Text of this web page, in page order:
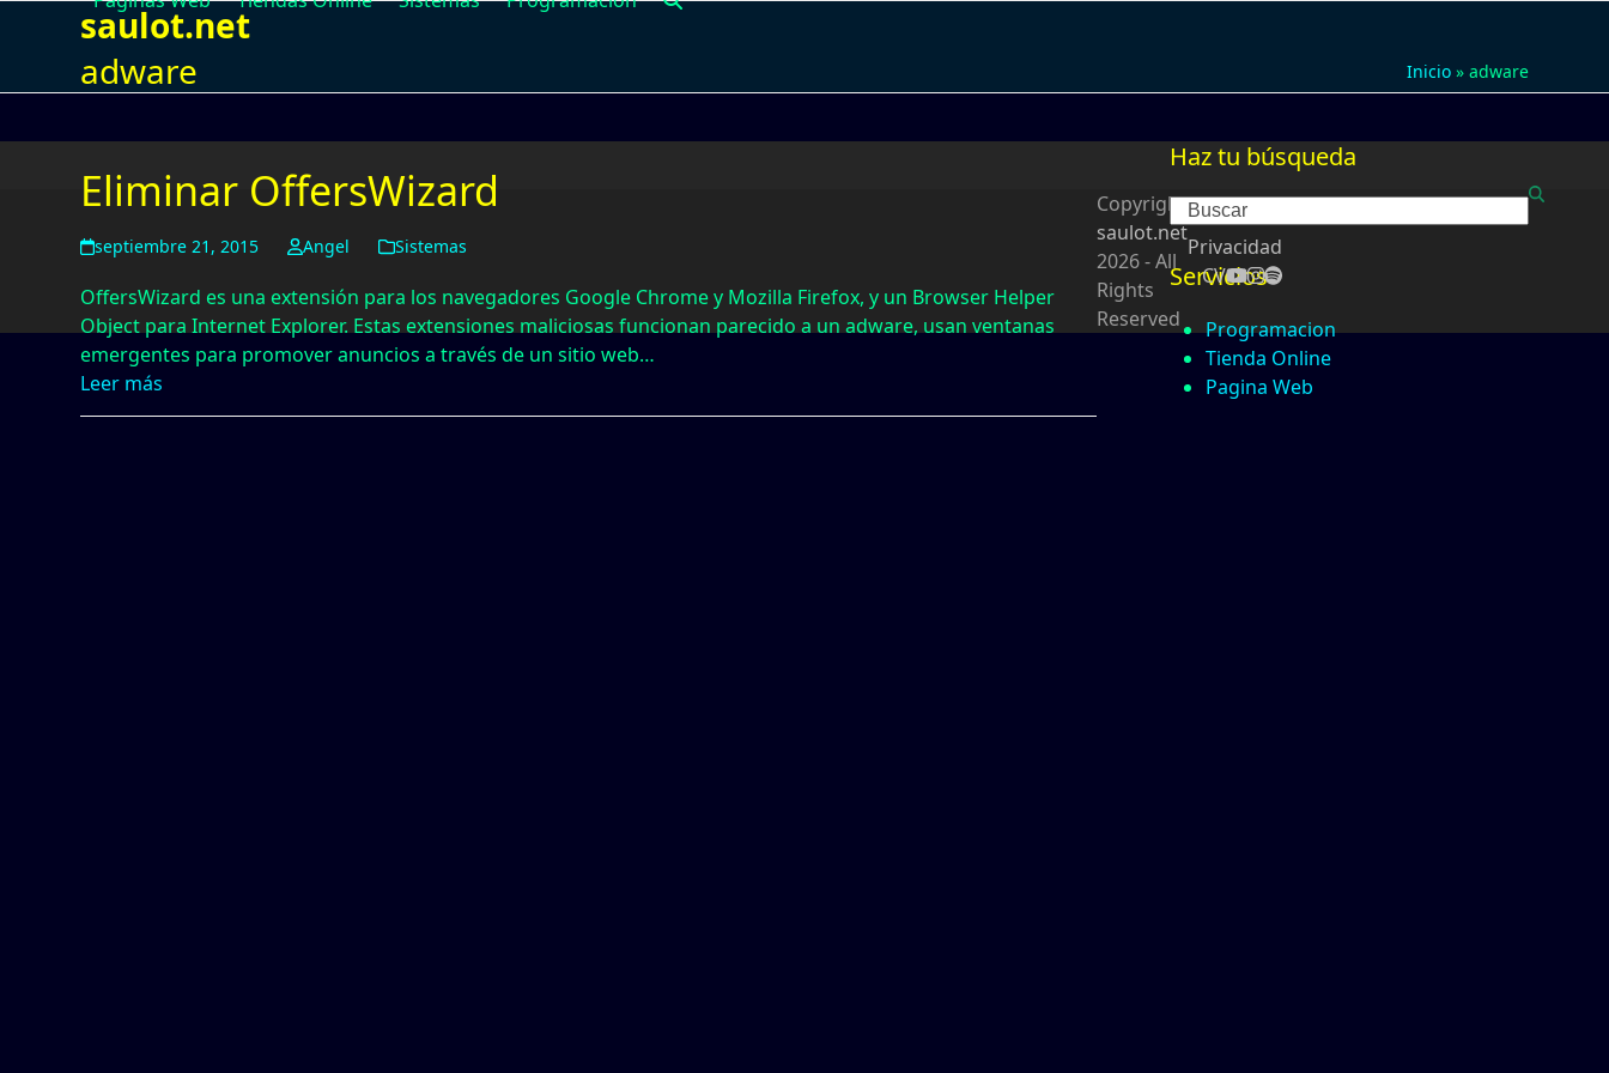
saulot.net
adware Inicio» adware
Eliminar OffersWizard
septiembre 21, 2015 Angel Sistemas
OffersWizard es una extensión para los navegadores Google Chrome y Mozilla Firefox, y un Browser Helper
Object para Internet Explorer. Estas extensiones maliciosas funcionan parecido a un adware, usan ventanas
emergentes para promover anuncios a través de un sitio web…
Leer más
Haz tu búsqueda
Search
Servicios
Programacion
Tienda Online
Pagina Web
Copyright
saulot.net
2026 - All
Rights
Reserved
Privacidad
CV